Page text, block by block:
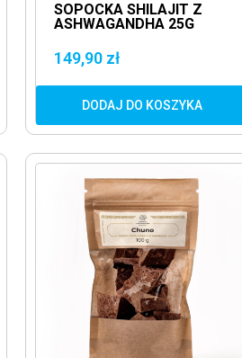
SOPOCKA SHILAJIT Z
ASHWAGANDHA 25G
ASHWAGANDHA
149,90 zł
DODAJ DO KOSZYKA